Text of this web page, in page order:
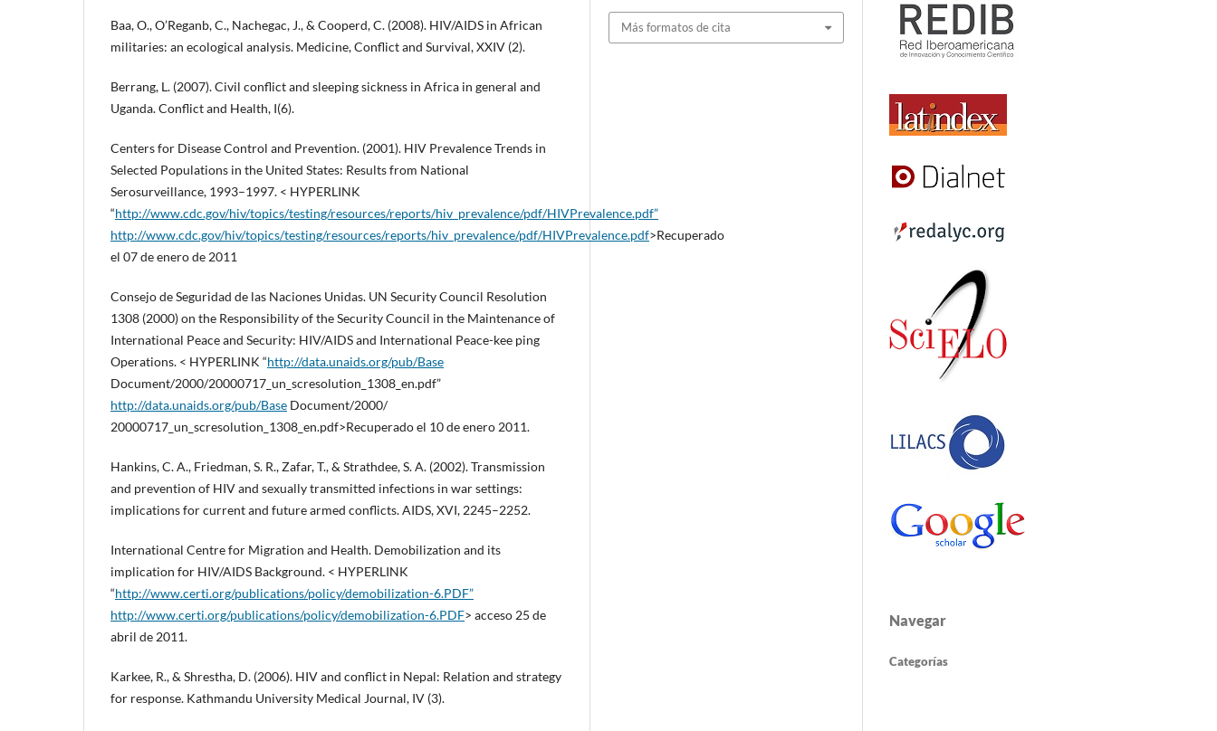
Baa, O., O’Reganb, C., Nachegac, J., & Cooperd, C. (2008). HIV/AIDS in African
militaries: an ecological analysis. Medicine, Conflict and Survival, XXIV (2).
Berrang, L. (2007). Civil conflict and sleeping sickness in Africa in general and
Uganda. Conflict and Health, I(6).
Centers for Disease Control and Prevention. (2001). HIV Prevalence Trends in
Selected Populations in the United States: Results from National
Serosurveillance, 1993–1997. < HYPERLINK
“http://www.cdc.gov/hiv/topics/testing/resources/reports/hiv_prevalence/pdf/HIVPrevalence.pdf”
http://www.cdc.gov/hiv/topics/testing/resources/reports/hiv_prevalence/pdf/HIVPrevalence.pdf>Recuperado
el 07 de enero de 2011
Consejo de Seguridad de las Naciones Unidas. UN Security Council Resolution
1308 (2000) on the Responsibility of the Security Council in the Maintenance of
International Peace and Security: HIV/AIDS and International Peace-kee ping
Operations. < HYPERLINK “http://data.unaids.org/pub/Base
Document/2000/20000717_un_scresolution_1308_en.pdf”
http://data.unaids.org/pub/Base Document/2000/
20000717_un_scresolution_1308_en.pdf>Recuperado el 10 de enero 2011.
Hankins, C. A., Friedman, S. R., Zafar, T., & Strathdee, S. A. (2002). Transmission
and prevention of HIV and sexually transmitted infections in war settings:
implications for current and future armed conflicts. AIDS, XVI, 2245–2252.
International Centre for Migration and Health. Demobilization and its
implication for HIV/AIDS Background. < HYPERLINK
“http://www.certi.org/publications/policy/demobilization-6.PDF”
http://www.certi.org/publications/policy/demobilization-6.PDF> acceso 25 de
abril de 2011.
Karkee, R., & Shrestha, D. (2006). HIV and conflict in Nepal: Relation and strategy
for response. Kathmandu University Medical Journal, IV (3).
Más formatos de cita
Navegar
Categorías